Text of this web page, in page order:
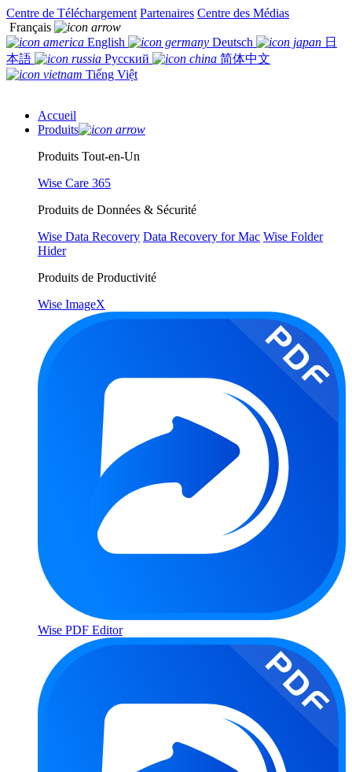
Centre de Téléchargement Partenaires Centre des Médias
Français
English
Deutsch
日
本語
Русский
简体中文
Tiếng Việt
Accueil
Produits
Produits Tout-en-Un
Wise Care 365
Produits de Données & Sécurité
Wise Data Recovery Data Recovery for Mac Wise Folder
Hider
Produits de Productivité
Wise ImageX
Wise PDF Editor